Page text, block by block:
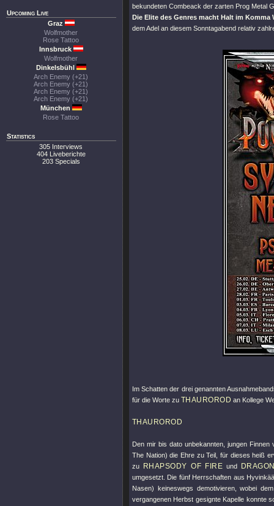
Upcoming Live
Graz
Wolfmother
Rose Tattoo
Innsbruck
Wolfmother
Dinkelsbühl
Arch Enemy (+21)
Arch Enemy (+21)
Arch Enemy (+21)
Arch Enemy (+21)
München
Rose Tattoo
Statistics
305 Interviews
404 Liveberichte
203 Specials
bekundeten Combeack der zarten Prog Metal
Die Elite des Genres macht Halt im Komma
dem Adel an diesem Sonntagabend relativ
Im Schatten der drei genannten
für die Worte zu THAUROROD an Kollege
THAUROROD
Den mir bis dato unbekannten, jungen Finnen
The Nation) die Ehre zu Teil, für dieses heiß
zu
RHAPSODY OF FIRE und
umgesetzt. Die fünf Herrschaften aus
Nasen) keineswegs demotivieren, wobei
vergangenen Herbst gesignte Kapelle konnte